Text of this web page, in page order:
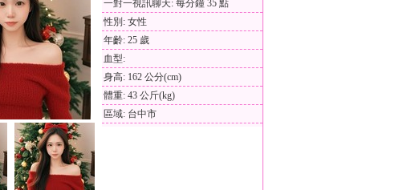
一對一視訊聊天: 每分鐘 35 點
性別: 女性
年齡: 25 歲
血型:
身高: 162 公分(cm)
體重: 43 公斤(kg)
區域: 台中市